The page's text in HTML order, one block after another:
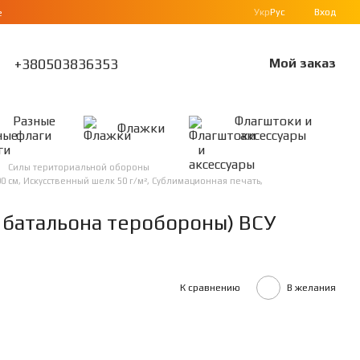
УкрРус Вход
+380503836353 Мой заказ
Разные
флаги
Флажки
Флагштоки и
аксессуары
Силы териториальной обороны
Искусственный шелк 50 г/м², Сублимационная печать,
теробороны) ВСУ
К сравнению В желания